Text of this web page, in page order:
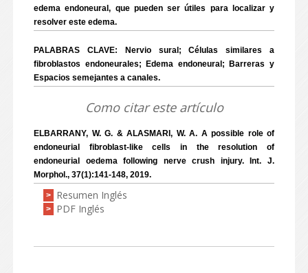
edema endoneural, que pueden ser útiles para localizar y
resolver este edema.
PALABRAS CLAVE: Nervio sural; Células similares a
fibroblastos endoneurales; Edema endoneural; Barreras y
Espacios semejantes a canales.
Como citar este artículo
ELBARRANY, W. G. & ALASMARI, W. A. A possible role of
endoneurial fibroblast-like cells in the resolution of
endoneurial oedema following nerve crush injury. Int. J.
Morphol., 37(1):141-148, 2019.
> Resumen Inglés
> PDF Inglés